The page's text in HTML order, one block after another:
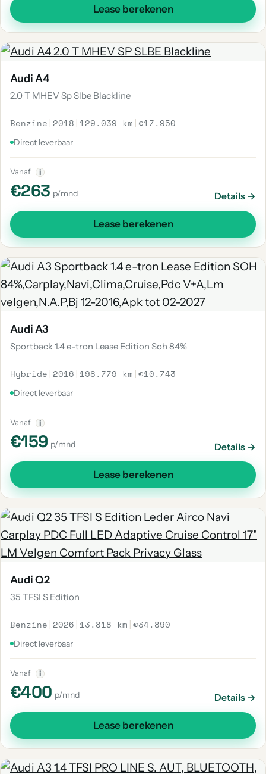
Lease berekenen
Audi A4
2.0 T MHEV Sp Slbe Blackline
Benzine | 2018 | 129.039 km |€17.950
Direct leverbaar
Vanaf i
€263 p/mnd Details →
Lease berekenen
Audi A3
Sportback 1.4 e-tron Lease Edition Soh 84%
Hybride | 2016 | 198.779 km |€10.743
Direct leverbaar
Vanaf i
€159 p/mnd Details →
Lease berekenen
Audi Q2
35 TFSI S Edition
Benzine | 2026 | 13.818 km |€34.890
Direct leverbaar
Vanaf i
€400 p/mnd Details →
Lease berekenen